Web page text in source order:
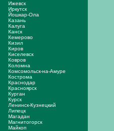
Ижевск
Иркутск
Йошкар-Ола
Казань
Калуга
Канск
Кемерово
Кизил
Киров
Киселевск
Ковров
Коломна
Комсомольск-на-Амуре
Кострома
Краснодар
Красноярск
Курган
Курск
Ленинск-Кузнецкий
Липецк
Магадан
Магнитогорск
Майкоп